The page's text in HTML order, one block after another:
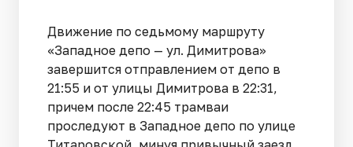
Движение по седьмому маршруту
«Западное депо — ул. Димитрова»
завершится отправлением от депо в
21:55 и от улицы Димитрова в 22:31,
причем после 22:45 трамваи
проследуют в Западное депо по улице